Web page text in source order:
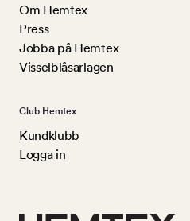
Om Hemtex
Press
Jobba på Hemtex
Visselblåsarlagen
Club Hemtex
Kundklubb
Logga in